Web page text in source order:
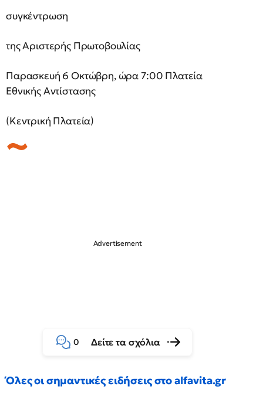
συγκέντρωση
της Αριστερής Πρωτοβουλίας
Παρασκευή 6 Οκτώβρη, ώρα 7:00 Πλατεία
Εθνικής Αντίστασης
(Κεντρική Πλατεία)
0 Δείτε τα σχόλια
Όλες οι σημαντικές ειδήσεις στο alfavita.gr